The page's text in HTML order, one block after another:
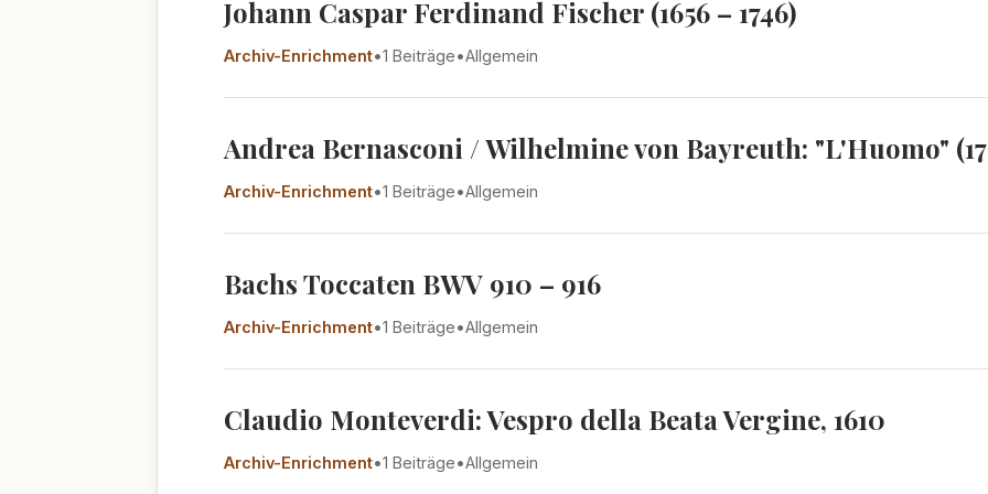
Johann Caspar Ferdinand Fischer (1656 – 1746)
Archiv-Enrichment•1 Beiträge•Allgemein
Andrea Bernasconi / Wilhelmine von Bayreuth: "L'Huomo"
Archiv-Enrichment•1 Beiträge•Allgemein
Bachs Toccaten BWV 910 – 916
Archiv-Enrichment•1 Beiträge•Allgemein
Claudio Monteverdi: Vespro della Beata Vergine, 1610
Archiv-Enrichment•1 Beiträge•Allgemein